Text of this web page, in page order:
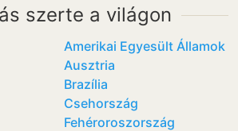
szerte a világon
Amerikai Egyesült Államok
Ausztria
Brazília
Csehország
Fehéroroszország